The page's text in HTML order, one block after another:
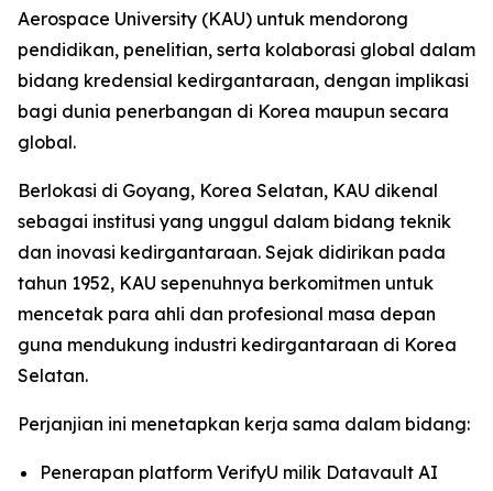
Aerospace University (KAU) untuk mendorong
pendidikan, penelitian, serta kolaborasi global dalam
bidang kredensial kedirgantaraan, dengan implikasi
bagi dunia penerbangan di Korea maupun secara
global.
Berlokasi di Goyang, Korea Selatan, KAU dikenal
sebagai institusi yang unggul dalam bidang teknik
dan inovasi kedirgantaraan. Sejak didirikan pada
tahun 1952, KAU sepenuhnya berkomitmen untuk
mencetak para ahli dan profesional masa depan
guna mendukung industri kedirgantaraan di Korea
Selatan.
Perjanjian ini menetapkan kerja sama dalam bidang:
Penerapan platform VerifyU milik Datavault AI